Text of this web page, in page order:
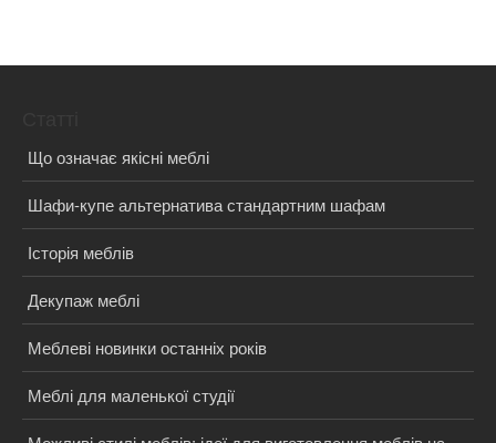
Що означає якісні меблі
Шафи-купе альтернатива стандартним шафам
Історія меблів
Декупаж меблі
Меблеві новинки останніх років
Меблі для маленької студії